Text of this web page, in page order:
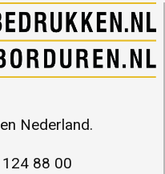
Nederland.
88 00